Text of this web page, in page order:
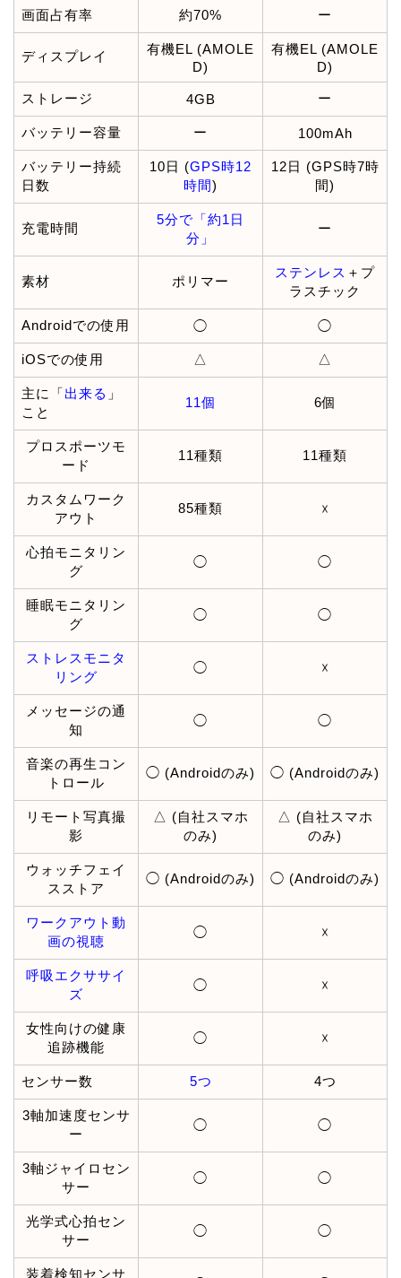
画面占有率 約70% ー
ディスプレイ
有機EL (AMOLE
D)
有機EL (AMOLE
D)
ストレージ 4GB ー
バッテリー容量 ー 100mAh
バッテリー持続
日数
10日 (GPS時12
時間)
12日 (GPS時7時
間)
充電時間
5分で「約1日
分」
ー
素材 ポリマー
ステンレス ＋プ
ラスチック
Androidでの使用 ◯ ◯
iOSでの使用 △ △
主に「出来る 」
こと
11個 6個
プロスポーツモ
ード
11種類 11種類
カスタムワーク
アウト
85種類 ☓
心拍モニタリン
グ
◯ ◯
睡眠モニタリン
グ
◯ ◯
ストレスモニタ
リング
◯ ☓
メッセージの通
知
◯ ◯
音楽の再生コン
トロール
◯ (Androidのみ) ◯ (Androidのみ)
リモート写真撮
影
△ (自社スマホ
のみ)
△ (自社スマホ
のみ)
ウォッチフェイ
スストア
◯ (Androidのみ) ◯ (Androidのみ)
ワークアウト動
画の視聴
◯ ☓
呼吸エクササイ
ズ
◯ ☓
女性向けの健康
追跡機能
◯ ☓
センサー数 5つ 4つ
3軸加速度センサ
ー
◯ ◯
3軸ジャイロセン
サー
◯ ◯
光学式心拍セン
サー
◯ ◯
装着検知センサ